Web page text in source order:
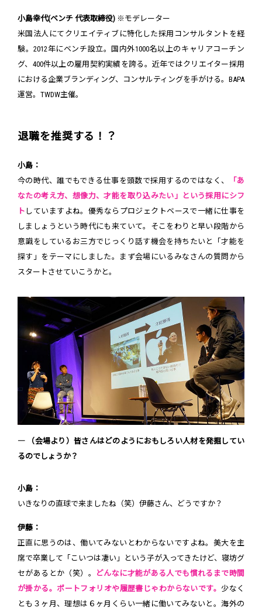
小島幸代(ベンチ 代表取締役) ※モデレーター
米国法人にてクリエイティブに特化した採用コンサルタントを経
験。2012年にベンチ設立。国内外1000名以上のキャリアコーチン
グ、400件以上の雇用契約実績を誇る。近年ではクリエイター採用
における企業ブランディング、コンサルティングを手がける。BAPA
運営。TWDW主催。
退職を推奨する！？
小島：
今の時代、誰でもできる仕事を頭数で採用するのではなく、
「あ
なたの考え方、想像力、才能を取り込みたい」という採用にシフ
ト していますよね。優秀ならプロジェクトベースで一緒に仕事を
しましょうという時代にも来ていて。そこをわりと早い段階から
意識をしているお三方でじっくり話す機会を持ちたいと「才能を
探す」をテーマにしました。まず会場にいるみなさんの質問から
スタートさせていこうかと。
― （会場より）皆さんはどのようにおもしろい人材を発掘してい
るのでしょうか？
小島：
いきなりの直球で来ましたね（笑）伊藤さん、どうですか？
伊藤：
正直に思うのは、働いてみないとわからないですよね。美大を主
席で卒業して「こいつは凄い」という子が入ってきたけど、寝坊グ
セがあるとか（笑）。
どんなに才能がある人でも慣れるまで時間
が掛かる。ポートフォリオや履歴書じゃわからないです。少なく
とも３ヶ月、理想は６ヶ月くらい一緒に働いてみないと。海外の